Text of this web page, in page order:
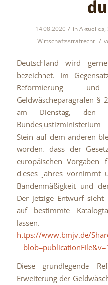
14.08.2020 / inAktuelles,
Wirtschaftsstrafrecht /
Deutschland wird
bezeichnet. Im
Reformierung
Geldwäscheparagrafen §
am Dienstag, den
Stein auf dem anderen
worden, dass der
europäischen
dieses Jahres vornimmt
Bandenmäßigkeit und
Der jetzige Entwurf sieht
auf bestimmte
lassen.
https://www.bmjv.de/
Diese grundlegende
Erweiterung der